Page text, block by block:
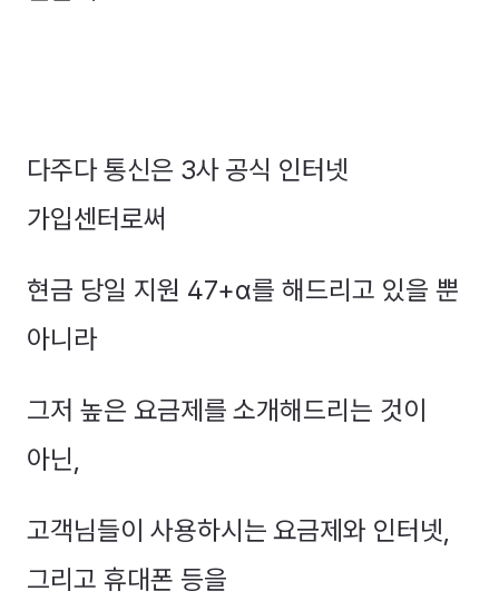
다주다 통신은 3사 공식 인터넷
가입센터로써
현금 당일 지원 47+α를 해드리고 있을 뿐
아니라
그저 높은 요금제를 소개해드리는 것이
아닌,
고객님들이 사용하시는 요금제와 인터넷,
그리고 휴대폰 등을